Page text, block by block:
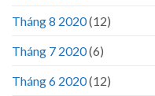
Tháng 8 2020(12)
Tháng 7 2020(6)
Tháng 6 2020(12)